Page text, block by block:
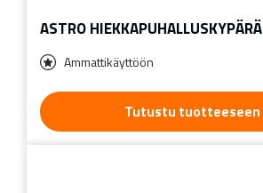
ASTRO HIEKKAPUHALLUSKYPÄRÄ
Ammattikäyttöön
Tutustu tuotteeseen